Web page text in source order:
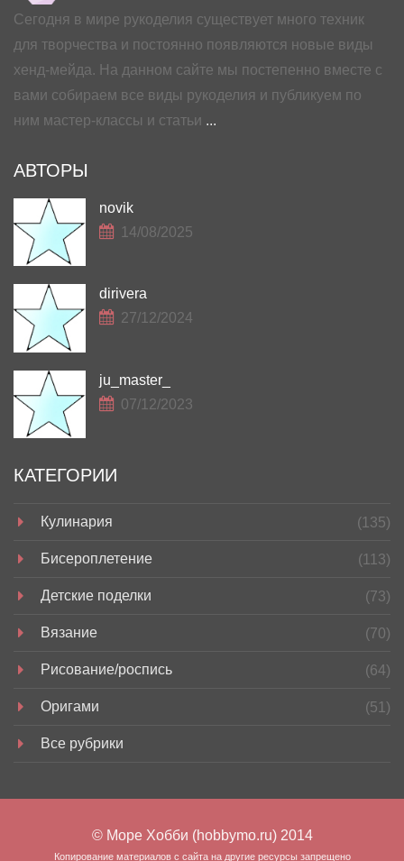
Сегодня в мире рукоделия существует много техник
для творчества и постоянно появляются новые виды
хенд-мейда. На данном сайте мы постепенно вместе с
вами собираем все виды рукоделия и публикуем по
ним мастер-классы и статьи ...
АВТОРЫ
novik
14/08/2025
dirivera
27/12/2024
ju_master_
07/12/2023
КАТЕГОРИИ
Кулинария (135)
Бисероплетение (113)
Детские поделки (73)
Вязание (70)
Рисование/роспись (64)
Оригами (51)
Все рубрики
© Море Хобби (hobbymo.ru) 2014
Копирование материалов с сайта на другие ресурсы запрещено